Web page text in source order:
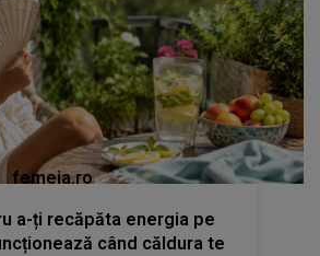
femeia.ro
a-ți recăpăta energia pe
când căldura te